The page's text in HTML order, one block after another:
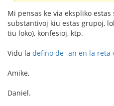
Mi pensas ke via ekspliko
substantivoj kiu estas grupoj,
tiu loko), konfesioj, ktp.
Vidu la defino de -an en la reta
Amike,
Daniel.